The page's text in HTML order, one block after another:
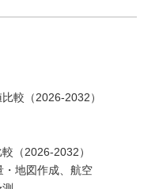
較（2026-2032）
（2026-2032）
地図作成、航空